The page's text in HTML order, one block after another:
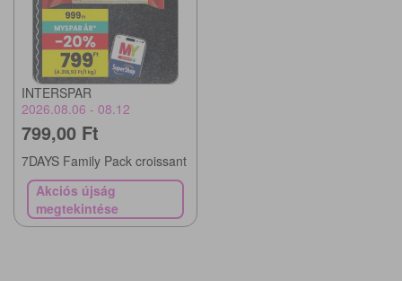
INTERSPAR
2026.08.06 - 08.12
799,00 Ft
7DAYS Family Pack croissant
Akciós újság
megtekintése